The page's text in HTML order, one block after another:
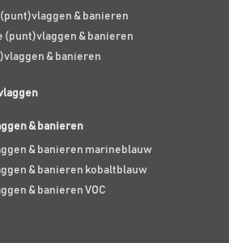
& banieren
(punt)vlaggen & banieren
& banieren
& banieren
& banieren marineblauw
& banieren kobaltblauw
& banieren VOC